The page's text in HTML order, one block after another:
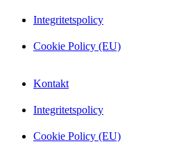
Integritetspolicy
Cookie Policy (EU)
Kontakt
Integritetspolicy
Cookie Policy (EU)